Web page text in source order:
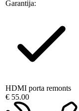
Garantija:
HDMI porta remonts
€ 55.00